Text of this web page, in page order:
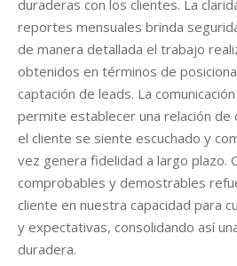
duraderas con los clientes. La
reportes mensuales brinda
de manera detallada el trabajo
obtenidos en términos de
captación de leads. La
permite establecer una relación de
el cliente se siente escuchado y
vez genera fidelidad a largo plazo.
comprobables y demostrables
cliente en nuestra capacidad para
y expectativas, consolidando así
duradera.